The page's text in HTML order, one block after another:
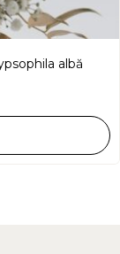
albă